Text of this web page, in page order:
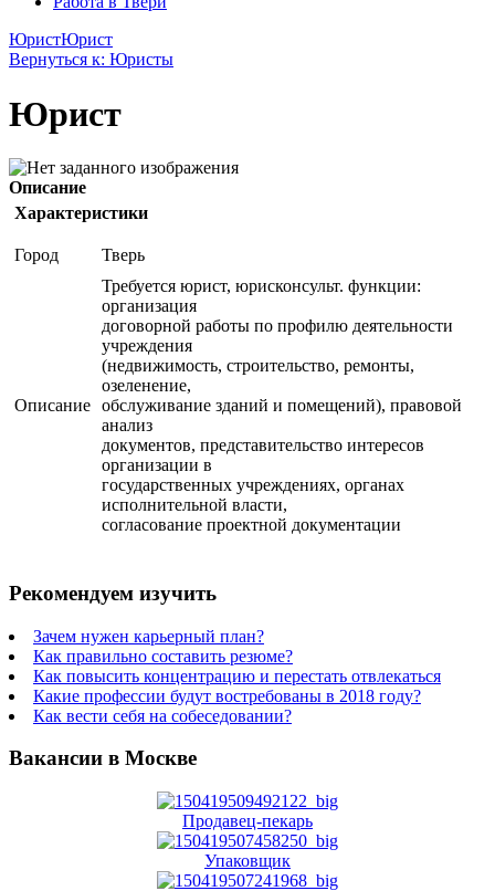
ЮристЮрист
Вернуться к: Юристы
Юрист
Описание
Характеристики
Город Тверь
Описание
Требуется юрист, юрисконсульт. функции:
организация
договорной работы по профилю деятельности
учреждения
(недвижимость, строительство, ремонты,
озеленение,
обслуживание зданий и помещений), правовой
анализ
документов, представительство интересов
организации в
государственных учреждениях, органах
исполнительной власти,
согласование проектной документации
Рекомендуем изучить
Зачем нужен карьерный план?
Как правильно составить резюме?
Как повысить концентрацию и перестать отвлекаться
Какие профессии будут востребованы в 2018 году?
Как вести себя на собеседовании?
Вакансии в Москве
Продавец-пекарь
Упаковщик